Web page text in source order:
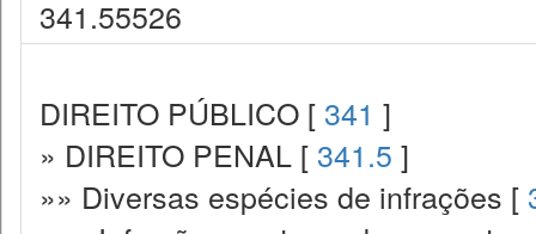
341.55526
DIREITO PÚBLICO [ 341 ]
» DIREITO PENAL [ 341.5 ]
»» Diversas espécies de infrações [